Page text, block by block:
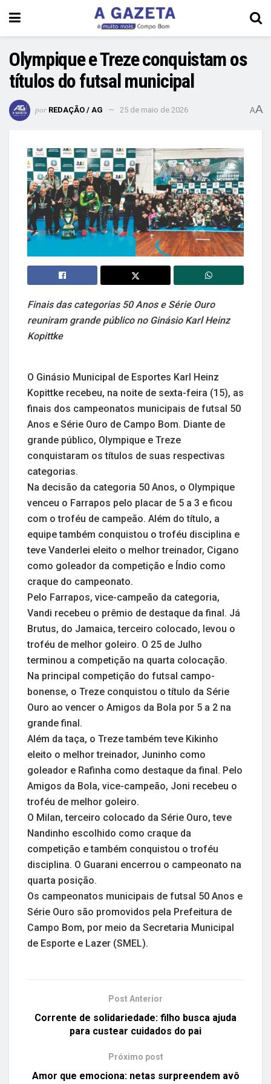
Olympique e Treze conquistam os
títulos do futsal municipal
por REDAÇÃO / AG 25 de maio de 2026 AA
Finais das categorias 50 Anos e Série Ouro
reuniram grande público no Ginásio Karl Heinz
Kopittke
O Ginásio Municipal de Esportes Karl Heinz
Kopittke recebeu, na noite de sexta-feira (15), as
finais dos campeonatos municipais de futsal 50
Anos e Série Ouro de Campo Bom. Diante de
grande público, Olympique e Treze
conquistaram os títulos de suas respectivas
categorias.
Na decisão da categoria 50 Anos, o Olympique
venceu o Farrapos pelo placar de 5 a 3 e ficou
com o troféu de campeão. Além do título, a
equipe também conquistou o troféu disciplina e
teve Vanderlei eleito o melhor treinador, Cigano
como goleador da competição e Índio como
craque do campeonato.
Pelo Farrapos, vice-campeão da categoria,
Vandi recebeu o prêmio de destaque da final. Já
Brutus, do Jamaica, terceiro colocado, levou o
troféu de melhor goleiro. O 25 de Julho
terminou a competição na quarta colocação.
Na principal competição do futsal campo-
bonense, o Treze conquistou o título da Série
Ouro ao vencer o Amigos da Bola por 5 a 2 na
grande final.
Além da taça, o Treze também teve Kikinho
eleito o melhor treinador, Juninho como
goleador e Rafinha como destaque da final. Pelo
Amigos da Bola, vice-campeão, Joni recebeu o
troféu de melhor goleiro.
O Milan, terceiro colocado da Série Ouro, teve
Nandinho escolhido como craque da
competição e também conquistou o troféu
disciplina. O Guarani encerrou o campeonato na
quarta posição.
Os campeonatos municipais de futsal 50 Anos e
Série Ouro são promovidos pela Prefeitura de
Campo Bom, por meio da Secretaria Municipal
de Esporte e Lazer (SMEL).
Post Anterior
Corrente de solidariedade: filho busca ajuda
para custear cuidados do pai
Próximo post
Amor que emociona: netas surpreendem avô